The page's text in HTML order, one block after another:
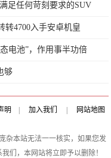
足任何苛刻要求的SUV
转4700入手安卓机皇
电池”，作用事半功倍
够
明 加入我们
网站地图
杂本站无法一一核实，如果您发
们，本网站将立即予以删除！